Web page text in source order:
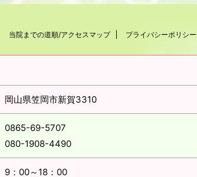
当院までの道順/アクセスマップ プライバシーポリシー
岡山県笠岡市新賀3310
0865-69-5707
080-1908-4490
9：00～18：00